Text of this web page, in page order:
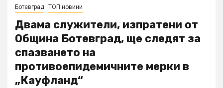
Ботевград ТОП новини
Двама служители, изпратени от
Община Ботевград, ще следят за
спазването на
противоепидемичните мерки в
„Кауфланд“